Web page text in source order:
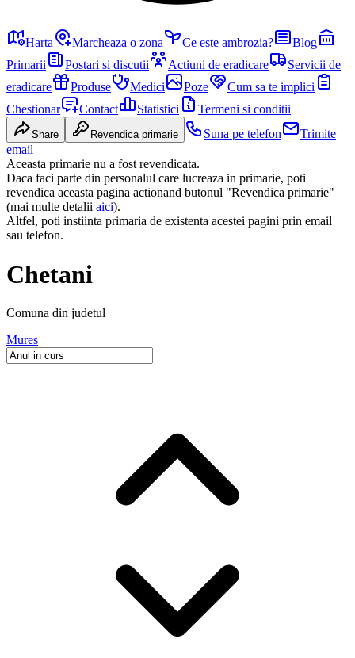
Harta Marcheaza o zona Ce este ambrozia?
Blog
Primarii
Postari si discutii Actiuni de eradicare
Servicii de
eradicare
Produse Medici Poze
Cum sa te implici
Chestionar
Contact Statistici Termeni si conditii
Share Revendica primarie Suna pe telefon
Trimite
email
Aceasta primarie nu a fost revendicata.
Daca faci parte din personalul care lucreaza in primarie, poti
revendica aceasta pagina actionand butonul "Revendica primarie"
(mai multe detalii aici).
Altfel, poti instiinta primaria de existenta acestei pagini prin email
sau telefon.
Chetani
Comuna din judetul
Mures